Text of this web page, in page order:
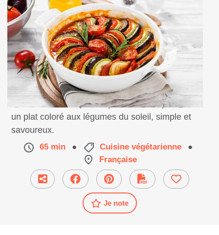
Savourez un tian provençal fondant et parfumé,
un plat coloré aux légumes du soleil, simple et
savoureux.
65 min ● Cuisine végétarienne
●
Française
Je note